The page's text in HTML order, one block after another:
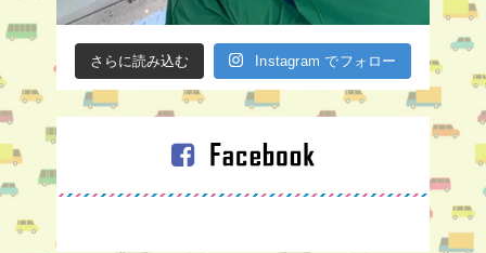
さらに読み込む Instagram でフォロー